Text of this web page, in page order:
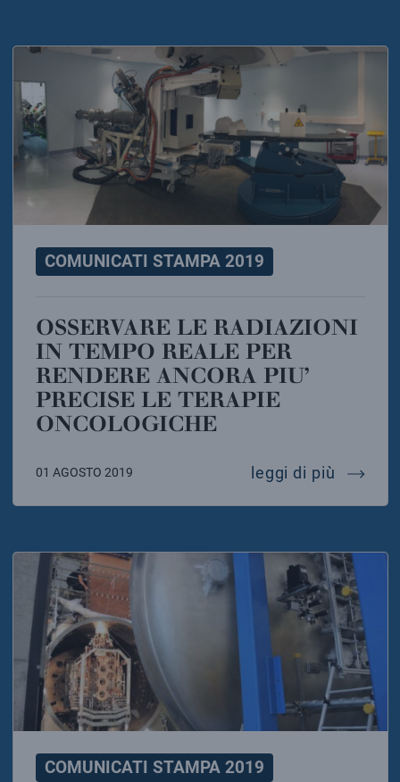
COMUNICATI STAMPA 2019
OSSERVARE LE RADIAZIONI
IN TEMPO REALE PER
RENDERE ANCORA PIU’
PRECISE LE TERAPIE
ONCOLOGICHE
01 AGOSTO 2019 leggi di più
COMUNICATI STAMPA 2019